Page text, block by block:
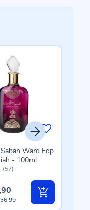
(57)
Ward Edp
- 100ml